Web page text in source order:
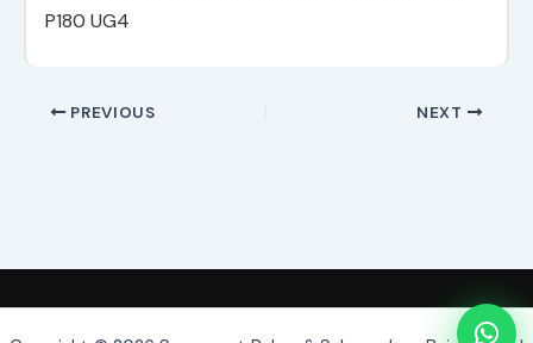
P180 UG4
PREVIOUS NEXT